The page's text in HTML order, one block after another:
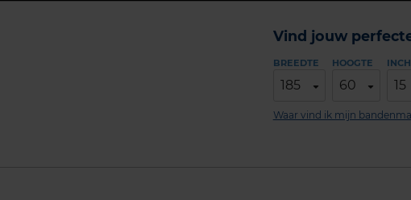
Vind jouw
BREEDTE
185
HOOGTE
60
INCH
15
Waar vind ik mijn